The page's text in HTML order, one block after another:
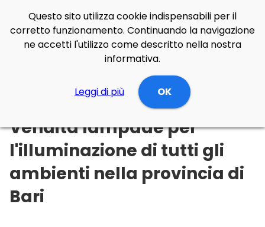
Illuminazione Online Puglia Bari
Vendita lampade per
l'illuminazione di tutti gli
ambienti nella provincia di
Bari
Questo sito utilizza cookie indispensabili per il
corretto funzionamento. Continuando la navigazione
ne accetti l'utilizzo come descritto nella nostra
informativa.
Leggi di più OK